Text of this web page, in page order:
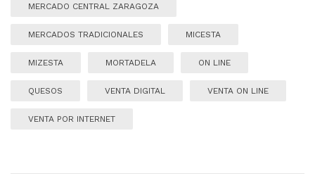
MERCADO CENTRAL ZARAGOZA
MERCADOS TRADICIONALES MICESTA
MIZESTA MORTADELA ON LINE
QUESOS VENTA DIGITAL VENTA ON LINE
VENTA POR INTERNET